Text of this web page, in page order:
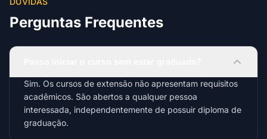
Perguntas Frequentes
Sim. Os cursos de extensão não apresentam requisitos
acadêmicos. São abertos a qualquer pessoa
interessada, independentemente de possuir diploma de
graduação.